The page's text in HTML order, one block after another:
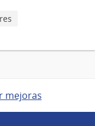
mejoras